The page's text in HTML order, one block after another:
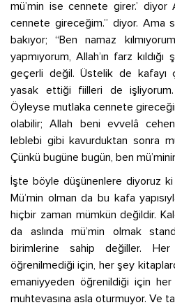
mü’min ise cennete girer.’ diyor
cennete gireceğim.” diyor. Ama
bakıyor; “Ben namaz
yapmıyorum, Allah’ın farz
geçerli değil. Üstelik de kafayı
yasak ettiği fiilleri de işliyorum.
Öyleyse mutlaka cennete
olabilir; Allah beni evvelâ
leblebi gibi kavurduktan sonra
Çünkü bugüne bugün, ben
İşte böyle düşünenlere diyoruz ki
Mü’min olman da bu kafa
hiçbir zaman mümkün değildir.
da aslında mü’min olmak
birimlerine sahip değiller. Her
öğrenilmediği için, her şey
emaniyyeden öğrenildiği için her
muhtevasına asla oturmuyor. Ve